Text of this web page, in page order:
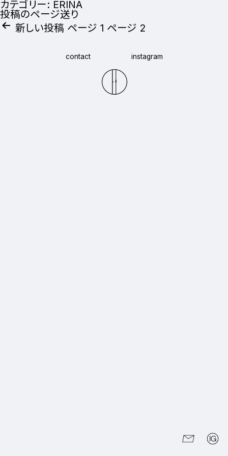
カテゴリー: ERINA
投稿のページ送り
新しい投稿 ページ 1 ページ 2
contact instagram